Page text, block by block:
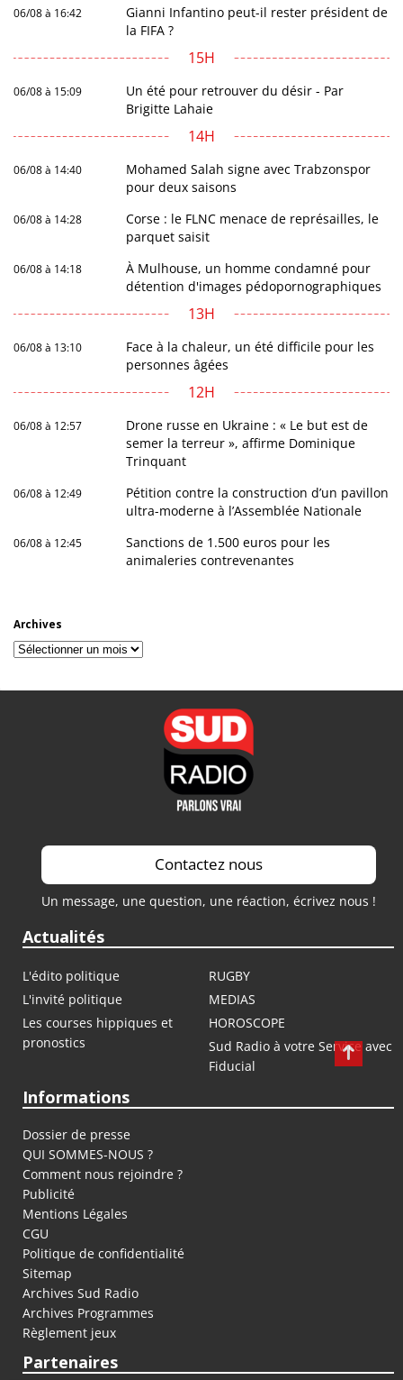
06/08 à 16:42
Gianni Infantino peut-il rester président de
la FIFA ?
15H
06/08 à 15:09
Un été pour retrouver du désir - Par
Brigitte Lahaie
14H
06/08 à 14:40
Mohamed Salah signe avec Trabzonspor
pour deux saisons
06/08 à 14:28
Corse : le FLNC menace de représailles, le
parquet saisit
06/08 à 14:18
À Mulhouse, un homme condamné pour
détention d'images pédopornographiques
13H
06/08 à 13:10
Face à la chaleur, un été difficile pour les
personnes âgées
12H
06/08 à 12:57
Drone russe en Ukraine : « Le but est de
semer la terreur », affirme Dominique
Trinquant
06/08 à 12:49
Pétition contre la construction d’un pavillon
ultra-moderne à l’Assemblée Nationale
06/08 à 12:45
Sanctions de 1.500 euros pour les
animaleries contrevenantes
Archives
Archives
Contactez nous
Un message, une question, une réaction, écrivez nous !
Actualités
L'édito politique
RUGBY
L'invité politique
MEDIAS
Les courses hippiques et
pronostics
HOROSCOPE
Sud Radio à votre Service avec
Fiducial
Informations
Dossier de presse
QUI SOMMES-NOUS ?
Comment nous rejoindre ?
Publicité
Mentions Légales
CGU
Politique de confidentialité
Sitemap
Archives Sud Radio
Archives Programmes
Règlement jeux
Partenaires